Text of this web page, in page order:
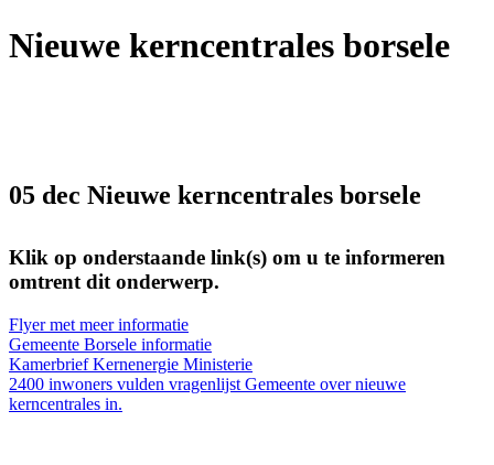
Nieuwe kerncentrales borsele
05 dec Nieuwe kerncentrales borsele
Klik op onderstaande link(s) om u te informeren
omtrent dit onderwerp.
Flyer met meer informatie
Gemeente Borsele informatie
Kamerbrief Kernenergie Ministerie
2400 inwoners vulden vragenlijst Gemeente over nieuwe
kerncentrales in.